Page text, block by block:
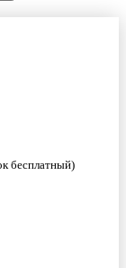
бесплатный)